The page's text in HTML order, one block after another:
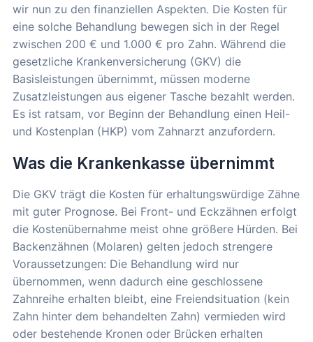
wir nun zu den finanziellen Aspekten. Die Kosten für
eine solche Behandlung bewegen sich in der Regel
zwischen 200 € und 1.000 € pro Zahn. Während die
gesetzliche Krankenversicherung (GKV) die
Basisleistungen übernimmt, müssen moderne
Zusatzleistungen aus eigener Tasche bezahlt werden.
Es ist ratsam, vor Beginn der Behandlung einen Heil-
und Kostenplan (HKP) vom Zahnarzt anzufordern.
Was die Krankenkasse übernimmt
Die GKV trägt die Kosten für erhaltungswürdige Zähne
mit guter Prognose. Bei Front- und Eckzähnen erfolgt
die Kostenübernahme meist ohne größere Hürden. Bei
Backenzähnen (Molaren) gelten jedoch strengere
Voraussetzungen: Die Behandlung wird nur
übernommen, wenn dadurch eine geschlossene
Zahnreihe erhalten bleibt, eine Freiendsituation (kein
Zahn hinter dem behandelten Zahn) vermieden wird
oder bestehende Kronen oder Brücken erhalten